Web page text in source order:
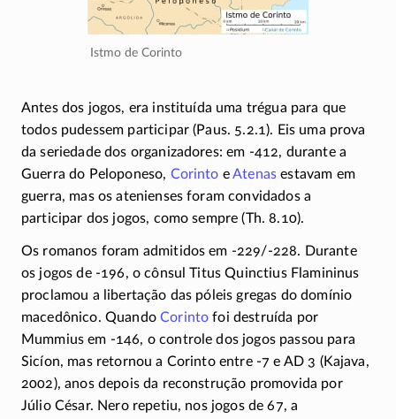
Istmo de Corinto
Antes dos jogos, era instituída uma trégua para que
todos pudessem participar (Paus. 5.2.1). Eis uma prova
da seriedade dos organizadores: em -412, durante a
Guerra do Peloponeso, Corinto eAtenas estavam em
guerra, mas os atenienses foram convidados a
participar dos jogos, como sempre (Th. 8.10).
Os romanos foram admitidos em -229/-228. Durante
os jogos de -196, o cônsul Titus Quinctius Flamininus
proclamou a libertação das póleis gregas do domínio
macedônico. QuandoCorinto foi destruída por
Mummius em -146, o controle dos jogos passou para
Sicíon, mas retornou a Corinto entre -7 e AD 3 (Kajava,
2002), anos depois da reconstrução promovida por
Júlio César. Nero repetiu, nos jogos de 67, a